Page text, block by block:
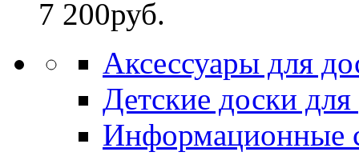
7 200руб.
Аксессуары для
Детские доски
Информационные